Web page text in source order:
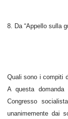
8. Da “Appello sulla
Quali sono i compiti
A questa
Congresso
unanimemente dai